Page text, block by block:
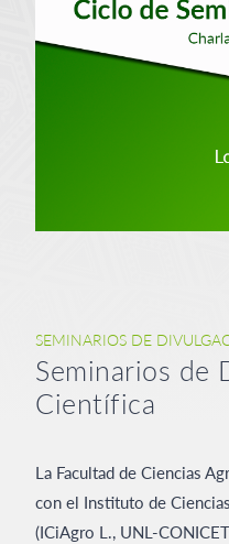
SEMINARIOS DE
Seminarios de
Científica
La Facultad de Ciencias
con el Instituto de
(ICiAgro L., UNL-